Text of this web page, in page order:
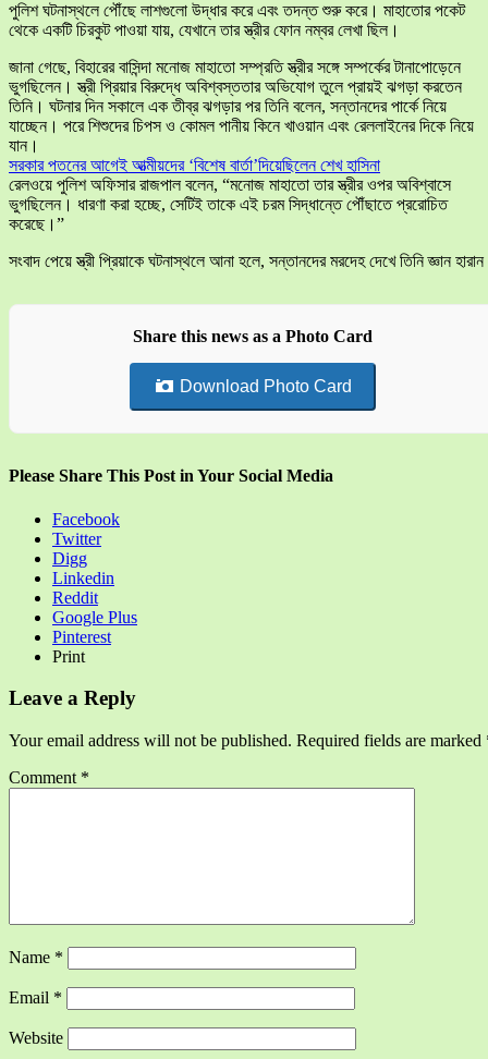
পুলিশ ঘটনাস্থলে পৌঁছে লাশগুলো উদ্ধার করে এবং তদন্ত শুরু করে। মাহাতোর পকেট
থেকে একটি চিরকুট পাওয়া যায়, যেখানে তার স্ত্রীর ফোন নম্বর লেখা ছিল।
জানা গেছে, বিহারের বাসিন্দা মনোজ মাহাতো সম্প্রতি স্ত্রীর সঙ্গে সম্পর্কের টানাপোড়েনে
ভুগছিলেন। স্ত্রী প্রিয়ার বিরুদ্ধে অবিশ্বস্ততার অভিযোগ তুলে প্রায়ই ঝগড়া করতেন
তিনি। ঘটনার দিন সকালে এক তীব্র ঝগড়ার পর তিনি বলেন, সন্তানদের পার্কে নিয়ে
যাচ্ছেন। পরে শিশুদের চিপস ও কোমল পানীয় কিনে খাওয়ান এবং রেললাইনের দিকে নিয়ে
যান।
সরকার পতনের আগেই আত্মীয়দের ‘বিশেষ বার্তা’দিয়েছিলেন শেখ হাসিনা
রেলওয়ে পুলিশ অফিসার রাজপাল বলেন, “মনোজ মাহাতো তার স্ত্রীর ওপর অবিশ্বাসে
ভুগছিলেন। ধারণা করা হচ্ছে, সেটিই তাকে এই চরম সিদ্ধান্তে পৌঁছাতে প্ররোচিত
করেছে।”
সংবাদ পেয়ে স্ত্রী প্রিয়াকে ঘটনাস্থলে আনা হলে, সন্তানদের মরদেহ দেখে তিনি জ্ঞান
Share this news as a Photo Card
Download Photo Card
Please Share This Post in Your Social Media
Facebook
Twitter
Digg
Linkedin
Reddit
Google Plus
Pinterest
Print
Leave a Reply
Your email address will not be published. Required fields are marked
Comment *
Name *
Email *
Website